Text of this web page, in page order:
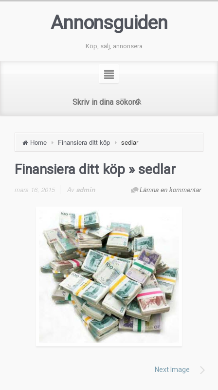
Annonsguiden
Köp, sälj, annonsera
Home Finansiera ditt köp sedlar
Finansiera ditt köp » sedlar
mars 16, 2015 Lämna en kommentar
Av admin
Next Image